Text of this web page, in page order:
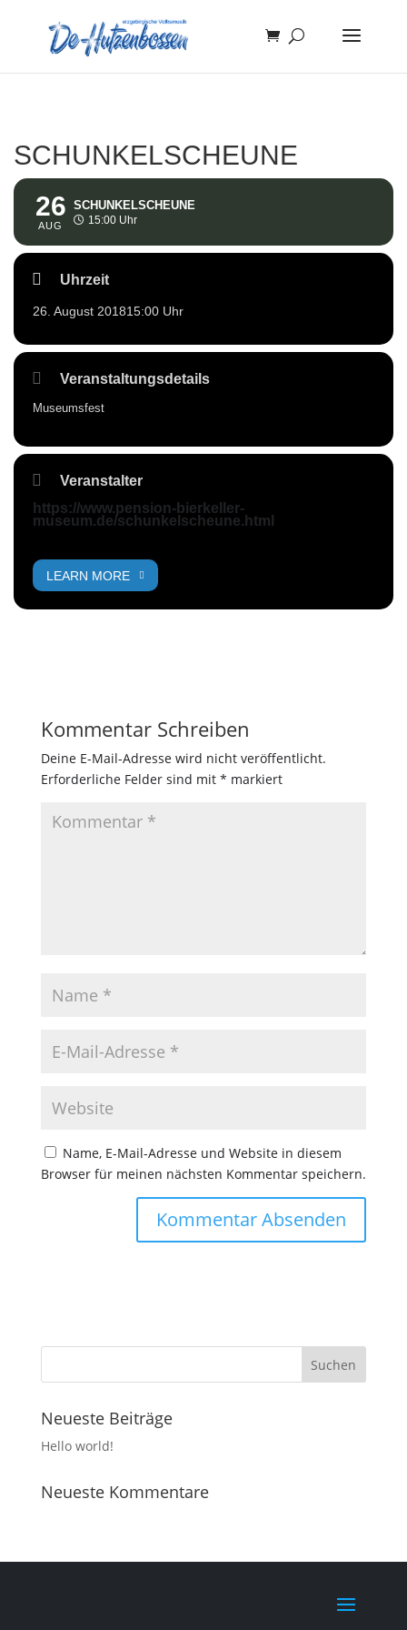
SCHUNKELSCHEUNE
26
AUG
SCHUNKELSCHEUNE
15:00 Uhr
Uhrzeit
26. August 201815:00 Uhr
Veranstaltungsdetails
Museumsfest
Veranstalter
https://www.pension-bierkeller-
museum.de/schunkelscheune.html
LEARN MORE
Kommentar Schreiben
Deine E-Mail-Adresse wird nicht veröffentlicht.
Erforderliche Felder sind mit * markiert
Name, E-Mail-Adresse und Website in diesem
Browser für meinen nächsten Kommentar speichern.
Neueste Beiträge
Hello world!
Neueste Kommentare